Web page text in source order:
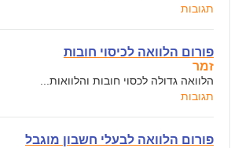
תגובות
פורום הלוואה לכיסוי חובות
זמר
הלוואה גדולה לכסוי חובות והלוואות...
תגובות
פורום הלוואה לבעלי חשבון מוגבל